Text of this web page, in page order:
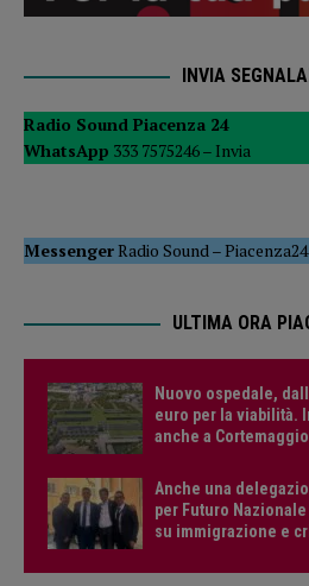
INVIA
Radio Sound Piacenza 24
WhatsApp 333 7575246 – Invia
MessengerRadio Sound –Piacenza24
ULTIMA ORA
Nuovo ospedale,
euro per la viabilità.
anche a
Anche una
per Futuro
su immigrazione e